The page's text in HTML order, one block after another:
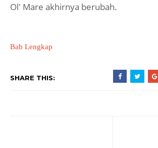
Ol' Mare akhirnya berubah.
Bab Lengkap
SHARE THIS: